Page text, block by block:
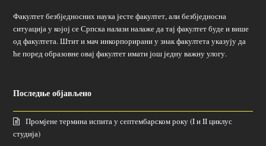
Факултет безбједносних наука јесте факултет, али безбједносна
ситуација у којој се Српска налази налаже да тај факултет буде и више
од факултета. Штит и мач инкорпорирани у знак факултета указују да
ће поред образовне овај факултет имати још једну важну улогу.
Последње објављено
Промјене термина испита у септембарском року (I и II циклус
студија)